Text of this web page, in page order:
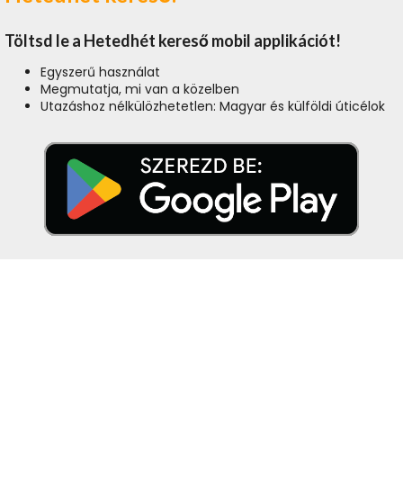
Töltsd le a Hetedhét kereső mobil applikációt!
Egyszerű használat
Megmutatja, mi van a közelben
Utazáshoz nélkülözhetetlen: Magyar és külföldi úticélok